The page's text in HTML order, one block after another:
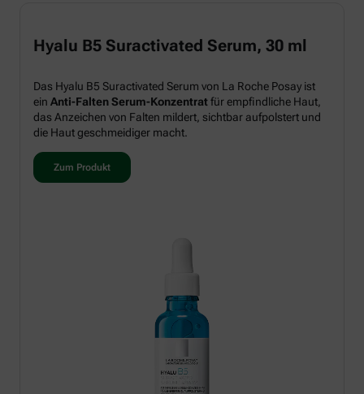
Hyalu B5 Suractivated Serum, 30 ml
Das Hyalu B5 Suractivated Serum von La Roche Posay ist
ein Anti-Falten Serum-Konzentratfür empfindliche Haut,
das Anzeichen von Falten mildert, sichtbar aufpolstert und
die Haut geschmeidiger macht.
Zum Produkt